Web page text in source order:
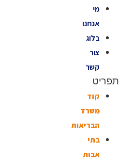
מי
אנחנו
בלוג
צור
קשר
תפריט
קוד
משרד
הבריאות
בתי
אבות